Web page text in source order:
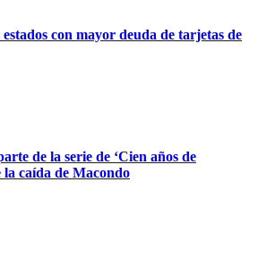
con mayor deuda de tarjetas de
de la serie de ‘Cien años de
la caída de Macondo